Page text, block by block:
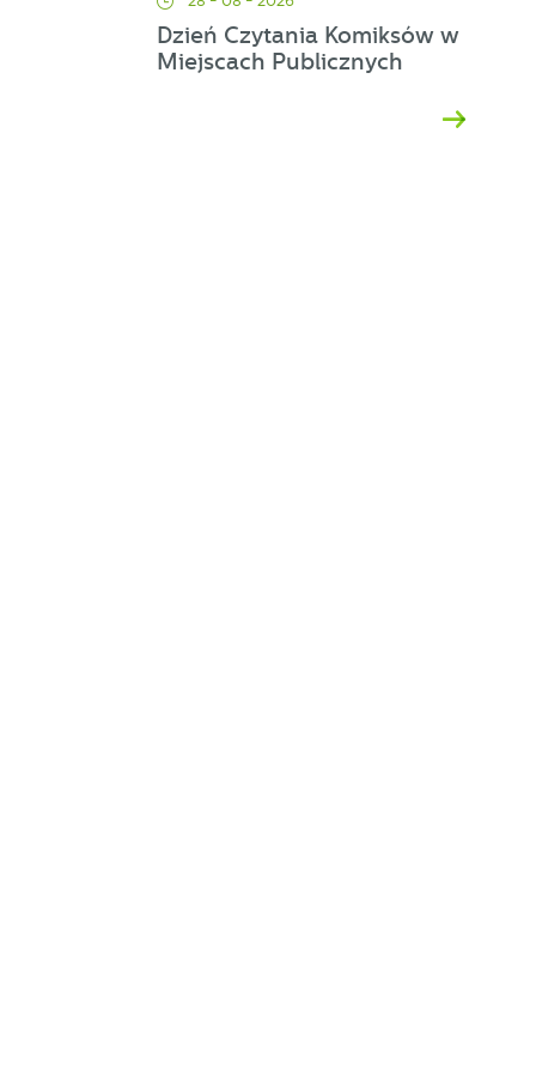
Dzień Czytania Komiksów w
Miejscach Publicznych